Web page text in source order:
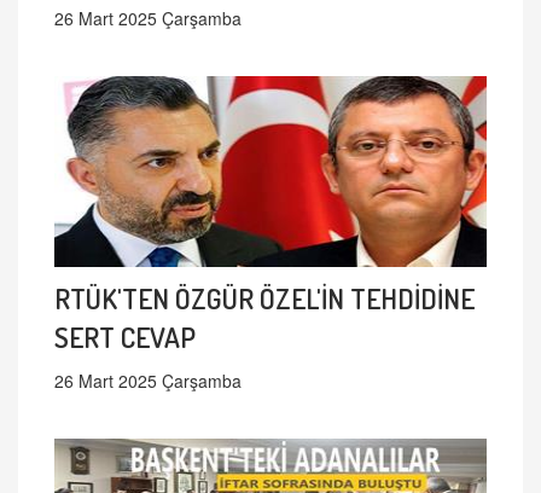
26 Mart 2025 Çarşamba
RTÜK'TEN ÖZGÜR ÖZEL'İN TEHDİDİNE
SERT CEVAP
26 Mart 2025 Çarşamba